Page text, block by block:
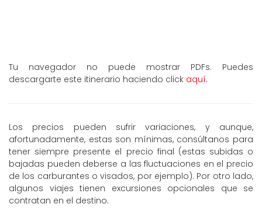
Tu navegador no puede mostrar PDFs. Puedes
descargarte este itinerario haciendo click aquí.
Los precios pueden sufrir variaciones, y aunque,
afortunadamente, estas son mínimas, consúltanos para
tener siempre presente el precio final (estas subidas o
bajadas pueden deberse a las fluctuaciones en el precio
de los carburantes o visados, por ejemplo). Por otro lado,
algunos viajes tienen excursiones opcionales que se
contratan en el destino.